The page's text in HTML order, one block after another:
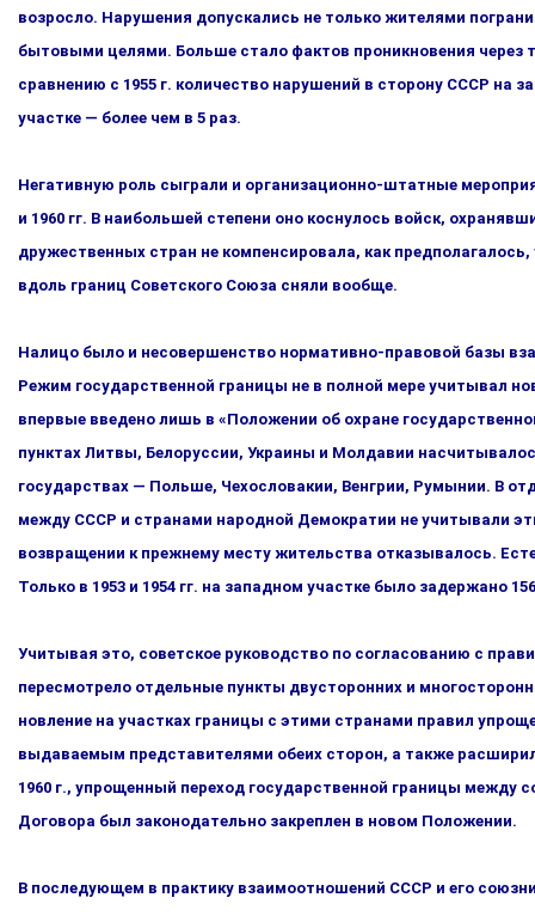
возросло. Нарушения допускались не только жителями
бытовыми целями. Больше стало фактов проникновения через
сравнению с 1955 г. количество нарушений в сторону СССР на
участке — более чем в 5 раз.
Негативную роль сыграли и организационно-штатные
и 1960 гг. В наибольшей степени оно коснулось войск,
дружественных стран не компенсировала, как
вдоль границ Советского Союза сняли вообще.
Налицо было и несовершенство нормативно-правовой базы
Режим государственной границы не в полной мере учитывал
впервые введено лишь в «Положении об охране
пунктах Литвы, Белоруссии, Украины и Молда­вии
государствах — Польше, Чехословакии, Вен­грии, Румынии. В
между СССР и странами народной Демократии не учитывали
возвращении к прежнему мес­ту жительства отказывалось.
Только в 1953 и 1954 гг. на западном участке было задержано
Учитывая это, советское руководство по согласованию с
пересмотрело отдельные пункты двусторонних и
новление на участках границы с этими странами правил
выдаваемым представителями обеих сторон, а также
1960 г., упрощенный переход государственной границы
Договора был законодательно закреплен в новом Положении.
В последующем в практику взаимоотношений СССР и его